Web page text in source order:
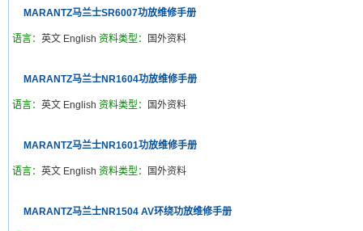
MARANTZ马兰士SR6007功放维修手册
语言： 英文 English 资料类型： 国外资料
MARANTZ马兰士NR1604功放维修手册
语言： 英文 English 资料类型： 国外资料
MARANTZ马兰士NR1601功放维修手册
语言： 英文 English 资料类型： 国外资料
MARANTZ马兰士NR1504 AV环绕功放维修手册